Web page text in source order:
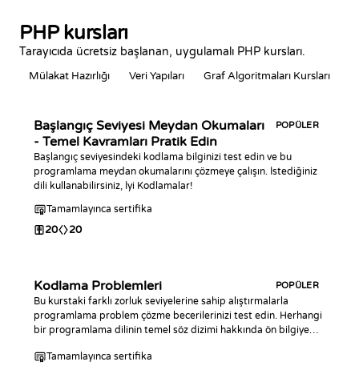
PHP kursları
Tarayıcıda ücretsiz başlanan, uygulamalı PHP kursları.
Mülakat Hazırlığı Veri Yapıları Graf Algoritmaları Kursları
Başlangıç Seviyesi Meydan Okumaları
- Temel Kavramları Pratik Edin
POPÜLER
Başlangıç seviyesindeki kodlama bilginizi test edin ve bu
programlama meydan okumalarını çözmeye çalışın. İstediğiniz
dili kullanabilirsiniz, İyi Kodlamalar!
Tamamlayınca sertifika
20 20
Kodlama Problemleri POPÜLER
Bu kurstaki farklı zorluk seviyelerine sahip alıştırmalarla
programlama problem çözme becerilerinizi test edin. Herhangi
bir programlama dilinin temel söz dizimi hakkında ön bilgiye
Tamamlayınca sertifika